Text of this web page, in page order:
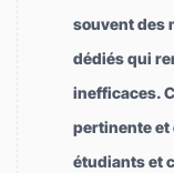
souvent des
dédiés qui
inefficaces.
pertinente et
étudiants et